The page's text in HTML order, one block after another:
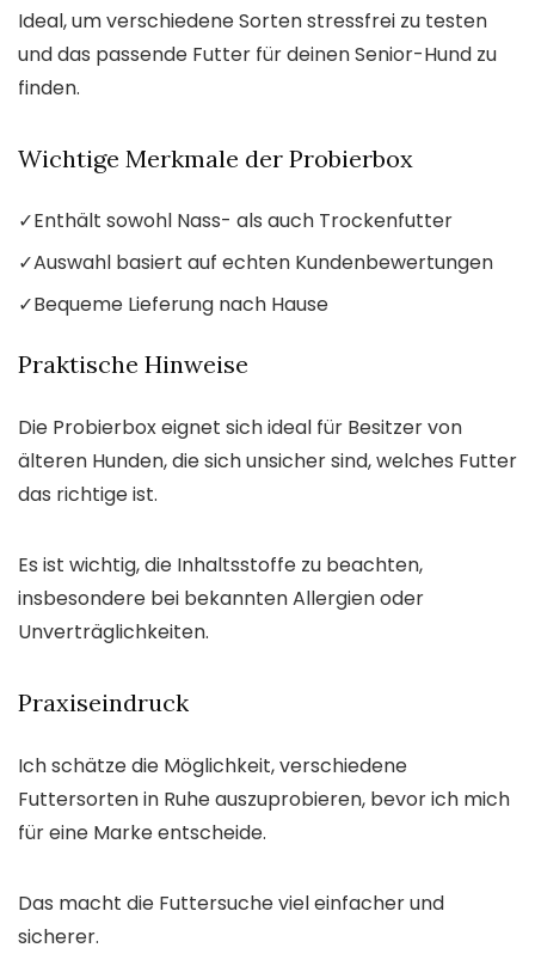
Ideal, um verschiedene Sorten stressfrei zu testen
und das passende Futter für deinen Senior-Hund zu
finden.
Wichtige Merkmale der Probierbox
✓Enthält sowohl Nass- als auch Trockenfutter
✓Auswahl basiert auf echten Kundenbewertungen
✓Bequeme Lieferung nach Hause
Praktische Hinweise
Die Probierbox eignet sich ideal für Besitzer von
älteren Hunden, die sich unsicher sind, welches Futter
das richtige ist.
Es ist wichtig, die Inhaltsstoffe zu beachten,
insbesondere bei bekannten Allergien oder
Unverträglichkeiten.
Praxiseindruck
Ich schätze die Möglichkeit, verschiedene
Futtersorten in Ruhe auszuprobieren, bevor ich mich
für eine Marke entscheide.
Das macht die Futtersuche viel einfacher und
sicherer.